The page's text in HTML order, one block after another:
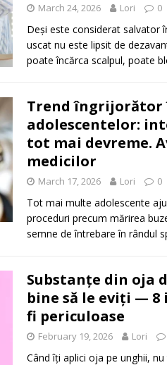
March 24, 2026 Lori 0
Deși este considerat salvator
uscat nu este lipsit de
poate încărca scalpul, poate
Trend îngrijorător
adolescentelor:
tot mai devreme.
medicilor
March 17, 2026 Lori 0
Tot mai multe adolescente
proceduri precum mărirea
semne de întrebare în rândul
Substanțe din oja
bine să le eviți —
fi periculoase
February 19, 2026 Lori
Când îți aplici oja pe unghii,